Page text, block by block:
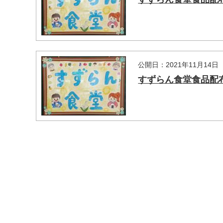
公開日：2021年11月14日
すずらん食堂食品配
マイメディア検索